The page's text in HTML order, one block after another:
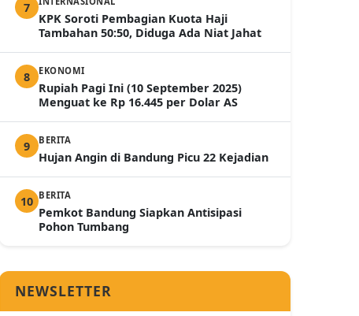
7
KPK Soroti Pembagian Kuota Haji
Tambahan 50:50, Diduga Ada Niat Jahat
8 EKONOMI
Rupiah Pagi Ini (10 September 2025)
Menguat ke Rp 16.445 per Dolar AS
9 BERITA
Hujan Angin di Bandung Picu 22 Kejadian
10 BERITA
Pemkot Bandung Siapkan Antisipasi
Pohon Tumbang
NEWSLETTER